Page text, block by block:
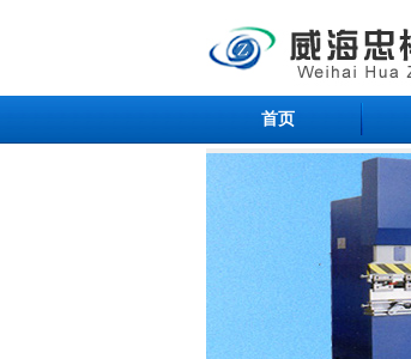
首页